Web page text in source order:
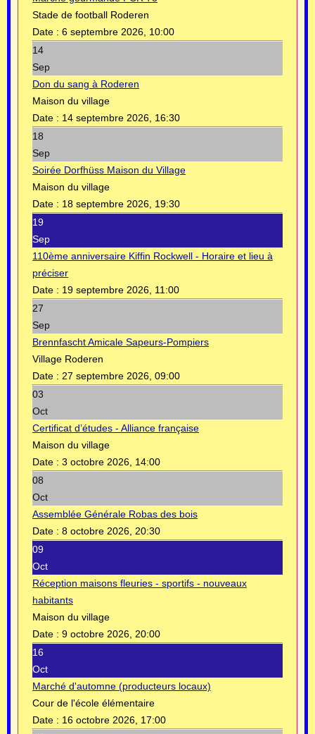
Stade de football Roderen
Date : 6 septembre 2026, 10:00
14
Sep
Don du sang à Roderen
Maison du village
Date : 14 septembre 2026, 16:30
18
Sep
Soirée Dorfhüss Maison du Village
Maison du village
Date : 18 septembre 2026, 19:30
19
Sep
110ème anniversaire Kiffin Rockwell - Horaire et lieu à
préciser
Date : 19 septembre 2026, 11:00
27
Sep
Brennfascht Amicale Sapeurs-Pompiers
Village Roderen
Date : 27 septembre 2026, 09:00
03
Oct
Certificat d’études - Alliance française
Maison du village
Date : 3 octobre 2026, 14:00
08
Oct
Assemblée Générale Robas des bois
Date : 8 octobre 2026, 20:30
09
Oct
Réception maisons fleuries - sportifs - nouveaux
habitants
Maison du village
Date : 9 octobre 2026, 20:00
16
Oct
Marché d'automne (producteurs locaux)
Cour de l'école élémentaire
Date : 16 octobre 2026, 17:00